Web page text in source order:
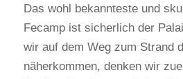
Das wohl bekannteste und
Fecamp ist sicherlich der
wir auf dem Weg zum Strand
näherkommen, denken wir